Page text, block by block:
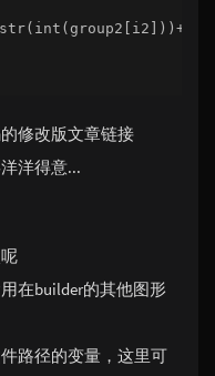
修改版文章链接
洋得意...
在builder的其他图形
路径的变量，这里可